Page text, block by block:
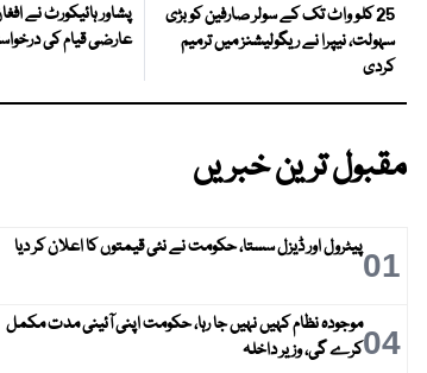
25 کلو واٹ تک کے سولر صارفین کو بڑی
سہولت، نیپرا نے ریگولیشنز میں ترمیم
کردی
پشاور ہائیکورٹ نے
عارضی قیام کی
مقبول ترین خبریں
01پیٹرول اور ڈیزل سستا، حکومت نے نئی قیمتوں کا اعلان کر دیا
04موجودہ نظام کہیں نہیں جا رہا، حکومت اپنی آئینی مدت مکمل
کرے گی، وزیر داخلہ